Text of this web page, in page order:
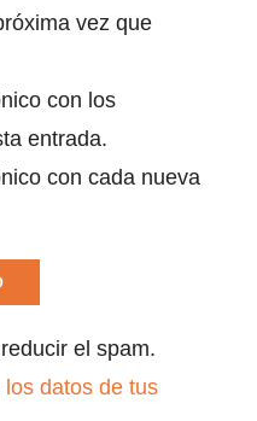
vez que
con los
entrada.
con cada nueva
el spam.
datos de tus